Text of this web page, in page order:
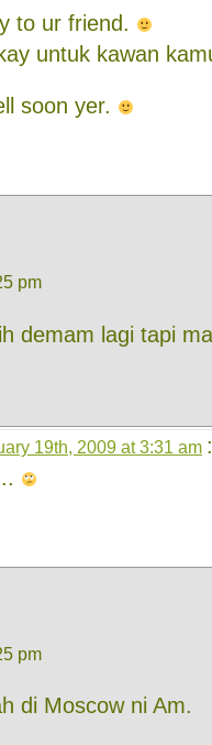
to ur friend.
untuk kawan
soon yer.
pm
demam lagi tapi
19th, 2009 at 3:31 am :
pm
di Moscow ni Am.